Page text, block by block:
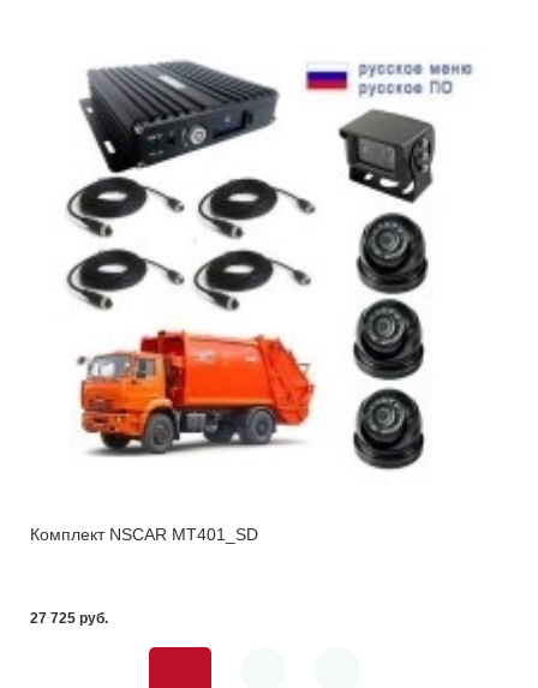
Комплект NSCAR MT401_SD
27 725 pуб.